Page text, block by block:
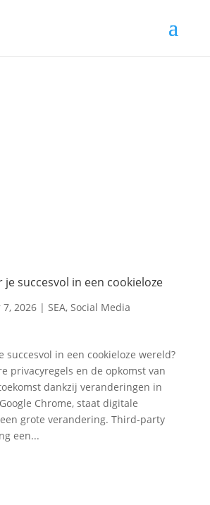
je succesvol in een cookieloze
2026| SEA, Social Media
succesvol in een cookieloze wereld?
privacyregels en de opkomst van
dankzij veranderingen in
Chrome, staat digitale
grote verandering. Third-party
een...